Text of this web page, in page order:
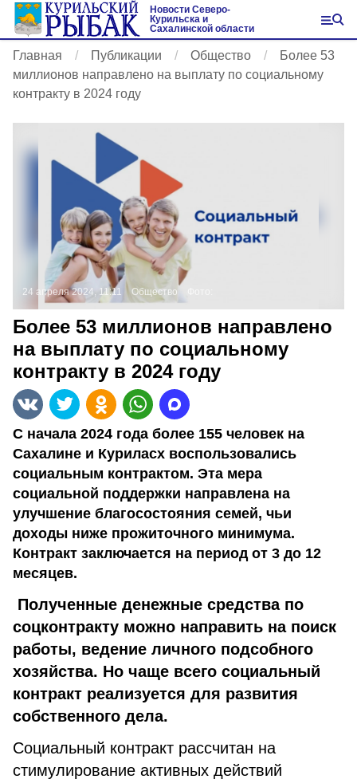
Новости Северо-
Курильска и
Сахалинской области
Главная Публикации Общество
Более 53
миллионов направлено на выплату по социальному
контракту в 2024 году
24 апреля 2024, 11:11 Общество
Более 53 миллионов направлено
на выплату по социальному
контракту в 2024 году
С начала 2024 года более 155 человек на
Сахалине и Куриласх воспользовались
социальным контрактом. Эта мера
социальной поддержки направлена на
улучшение благосостояния семей, чьи
доходы ниже прожиточного минимума.
Контракт заключается на период от 3 до 12
месяцев.
Полученные денежные средства по
соцконтракту можно направить на поиск
работы, ведение личного подсобного
хозяйства. Но чаще всего социальный
контракт реализуется для развития
собственного дела.
Социальный контракт рассчитан на
стимулирование активных действий